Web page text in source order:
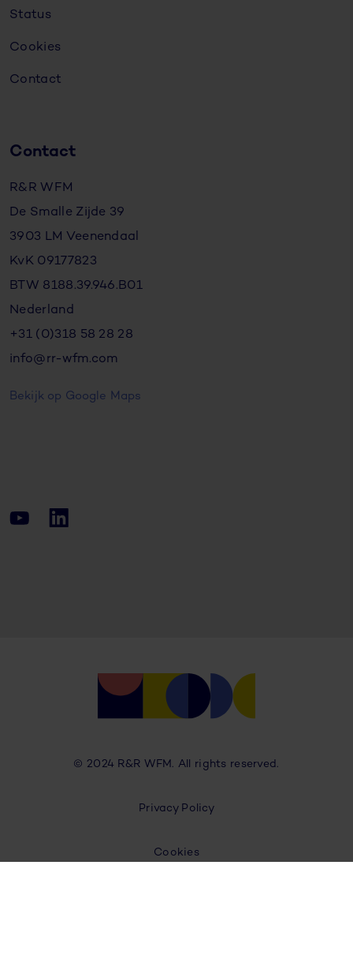
Status
Cookies
Contact
Contact
R&R WFM
De Smalle Zijde 39
3903 LM Veenendaal
KvK 09177823
BTW 8188.39.946.B01
Nederland
+31 (0)318 58 28 28
info@rr-wfm.com
Bekijk op Google Maps
© 2024 R&R WFM. All rights reserved.
Privacy Policy
Cookies